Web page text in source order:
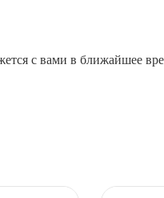
с вами в ближайшее